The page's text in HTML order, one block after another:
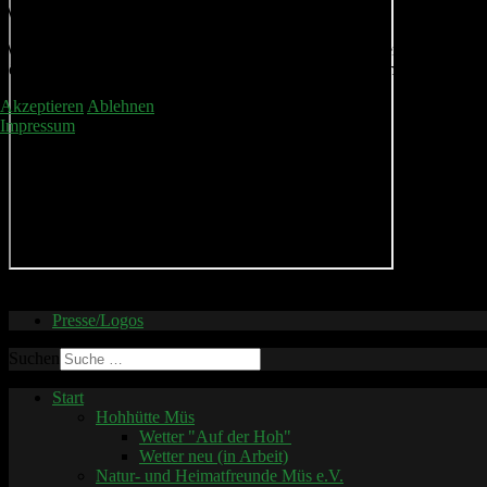
Presse/Logos
Start
Hohhütte Müs
Wetter "Auf der Hoh"
Wetter neu (in Arbeit)
Natur- und Heimatfreunde Müs e.V.
Wir benutzen Cookies
Wir nutzen Cookies auf unserer Website. Einige von ihnen sind
können selbst entscheiden, ob Sie die Cookies zulassen möchten.
Akzeptieren Ablehnen
Impressum